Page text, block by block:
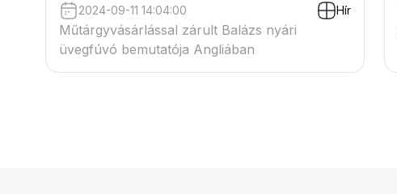
2024-09-11 14:04:00 Hír
Műtárgyvásárlással zárult Balázs nyári
üvegfúvó bemutatója Angliában